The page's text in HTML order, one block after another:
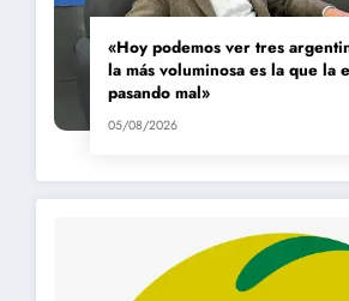
«Hoy podemos ver tres
la más voluminosa es la que la
pasando mal»
05/08/2026